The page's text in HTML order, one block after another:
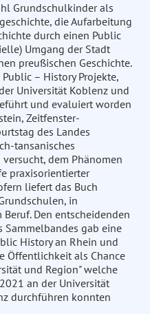
Grundschulkinder als
die Aufarbeitung
durch einen Public
Umgang der Stadt
preußischen Geschichte.
– History Projekte,
Universität Koblenz und
und evaluiert worden
Zeitfenster-
des Landes
tansanisches
dem Phänomen
praxisorientierter
liefert das Buch
in
Den entscheidenden
gab eine
History an Rhein und
Öffentlichkeit als Chance
und Region" welche
an der Universität
durchführen konnten